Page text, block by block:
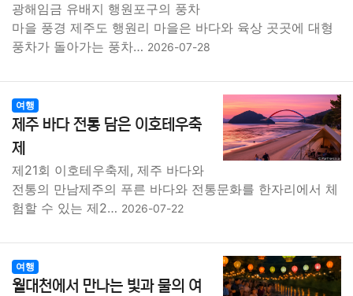
광해임금 유배지 행원포구의 풍차
마을 풍경 제주도 행원리 마을은 바다와 육상 곳곳에 대형
풍차가 돌아가는 풍차… 2026-07-28
여행
제주 바다 전통 담은 이호테우축
제
제21회 이호테우축제, 제주 바다와
전통의 만남제주의 푸른 바다와 전통문화를 한자리에서 체
험할 수 있는 제2… 2026-07-22
여행
월대천에서 만나는 빛과 물의 여